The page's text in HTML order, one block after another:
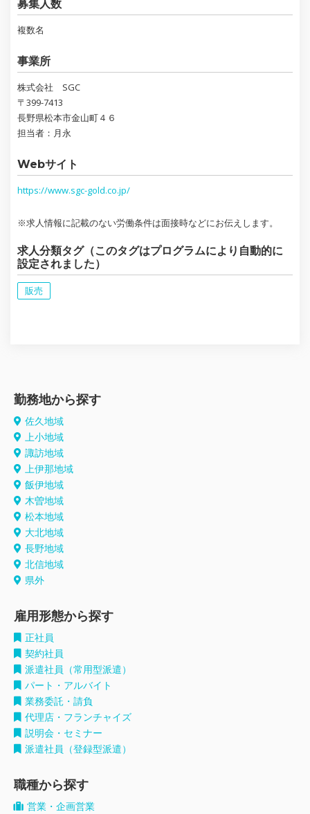
募集人数
複数名
事業所
株式会社 SGC
〒399-7413
長野県松本市金山町４６
担当者：月永
Webサイト
https://www.sgc-gold.co.jp/
※求人情報に記載のない労働条件は面接時などにお伝えします。
求人分類タグ（このタグはプログラムにより自動的に
設定されました）
販売
勤務地から探す
佐久地域
上小地域
諏訪地域
上伊那地域
飯伊地域
木曽地域
松本地域
大北地域
長野地域
北信地域
県外
雇用形態から探す
正社員
契約社員
派遣社員（常用型派遣）
パート・アルバイト
業務委託・請負
代理店・フランチャイズ
説明会・セミナー
派遣社員（登録型派遣）
職種から探す
営業・企画営業